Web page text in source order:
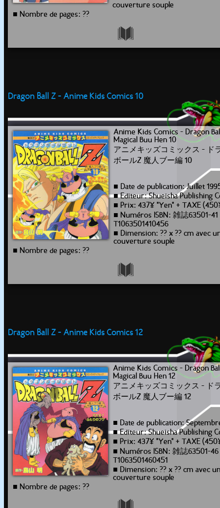
couverture souple
■ Nombre de pages: ??
Dragon Ball Z - Anime Kids Comics 10
Anime Kids Comics - Dragon
Magical Buu Hen 10
アニメキッズコミックス - ド
ボールZ 魔人ブー編 10
■ Date de publication: Juillet
■ Editeur: Shueisha Publishing
■ Prix: 437¥ "Yen" + TAXE
■ Numéros ISBN: 雑誌63501-41
T1063501410456
■ Dimension: ?? x ?? cm avec
couverture souple
■ Nombre de pages: ??
Dragon Ball Z - Anime Kids Comics 12
Anime Kids Comics - Dragon
Magical Buu Hen 12
アニメキッズコミックス - ド
ボールZ 魔人ブー編 12
■ Date de publication:
■ Editeur: Shueisha Publishing
■ Prix: 437¥ "Yen" + TAXE
■ Numéros ISBN: 雑誌63501-46
T1063501460451
■ Dimension: ?? x ?? cm avec
couverture souple
■ Nombre de pages: ??